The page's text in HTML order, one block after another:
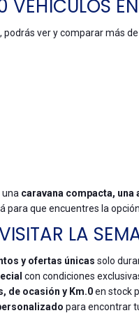
VEHÍCULOS
podrás ver y comparar más de
una caravana compacta, una
para que encuentres la
LA
y ofertas únicas solo
con condiciones
de ocasión y Km.0en stock
para encontrar